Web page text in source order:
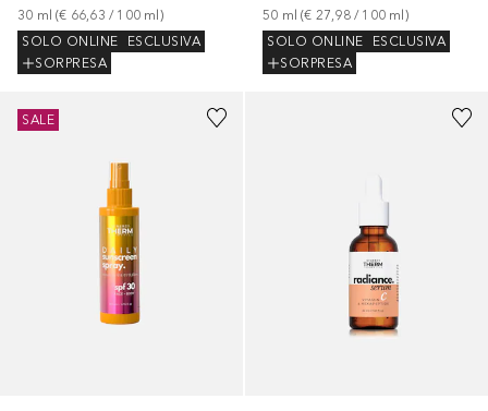
30 ml (€ 66,63 / 100 ml)
SOLO ONLINE
ESCLUSIVA
SORPRESA
50 ml (€ 27,98 / 100 ml)
SOLO ONLINE
ESCLUSIVA
SORPRESA
SALE